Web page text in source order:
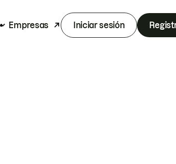
Empresas Iniciar sesión